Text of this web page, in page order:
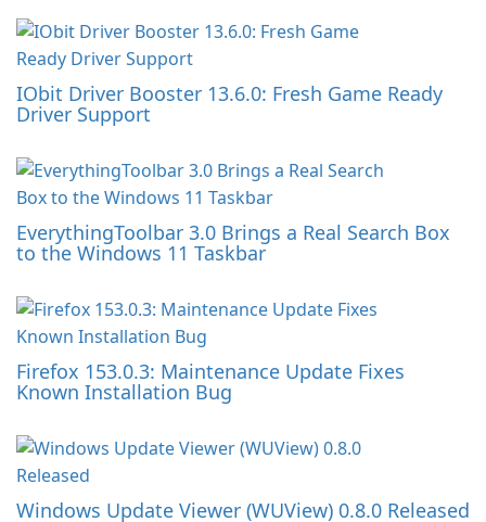
IObit Driver Booster 13.6.0: Fresh Game Ready
Driver Support
EverythingToolbar 3.0 Brings a Real Search Box
to the Windows 11 Taskbar
Firefox 153.0.3: Maintenance Update Fixes
Known Installation Bug
Windows Update Viewer (WUView) 0.8.0 Released